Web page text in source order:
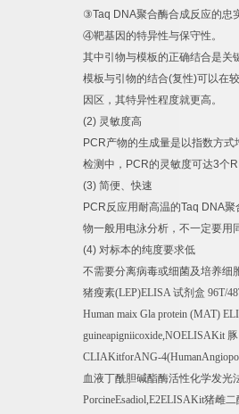
③Taq DNA聚合酶合成反应的忠
④靶基因的特异性与保守性。
其中引物与模板的正确结合是关
模板与引物的结合(复性)可以在
因区，其特异性程度就更高。
(2) 灵敏度高
PCR产物的生成量是以指数方式
检测中， PCR的灵敏度可达3个
(3) 简便、快速
PCR反应用耐高温的Taq DNA聚
物一般用电泳分析，不一定要用
(4) 对标本的纯度要求低
不需要分离病毒或细菌及培养细
猪瘦素(LEP)ELISA试剂盒 96T/
Human maix Gla protein (MAT)
guineapigniicoxide,NOELISAKit
CLIAKitforANG-
血液丁酰胆碱酯酶活性化学发光
PorcineEsadiol,E2ELISAKit猪雌二